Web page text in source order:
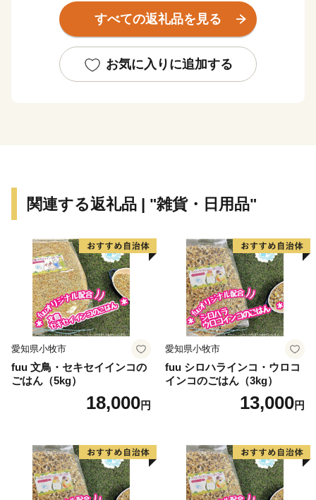
700～1,700mm程度と、冷涼低湿で梅雨や台風の影響も
ほとんどありません。
が咲くさわやかな夏。川にサケが遡上し、山々が赤や黄
に染まる紅葉の秋。そして、スキー、スケート、スノー
す。
が少ないと思われがちな北海道ですが、道内にはアイヌ
の人々によって保存・伝承されてきた古式舞踊や本州か
らの移住者によって伝えられた民俗芸能や祭りなど、特
有の歴史・文化が数多く残っています。
こうした本道ならではの独自性とその魅力を活かしなが
ら、幅広い方々と力を合わせて、「輝きつづける北海
道」を目指した取組を進めておりますので、ふるさと納
税を通じて北海道を応援していただけますようお願いい
すべての返礼品を見る
お気に入りに追加する
関連する返礼品 | "雑貨・日用品"
愛知県小牧市
fuu 文鳥・セキセイインコの
ごはん（5kg）
18,000円
愛知県小牧市
fuu シロハラインコ・ウロコ
インコのごはん（3kg）
13,000円